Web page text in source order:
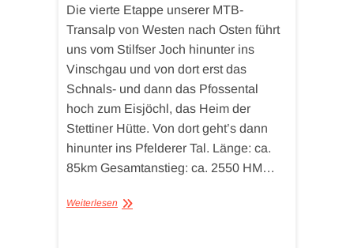
Die vierte Etappe unserer MTB-
Transalp von Westen nach Osten führt
uns vom Stilfser Joch hinunter ins
Vinschgau und von dort erst das
Schnals- und dann das Pfossental
hoch zum Eisjöchl, das Heim der
Stettiner Hütte. Von dort geht’s dann
hinunter ins Pfelderer Tal. Länge: ca.
85km Gesamtanstieg: ca. 2550 HM…
Weiterlesen